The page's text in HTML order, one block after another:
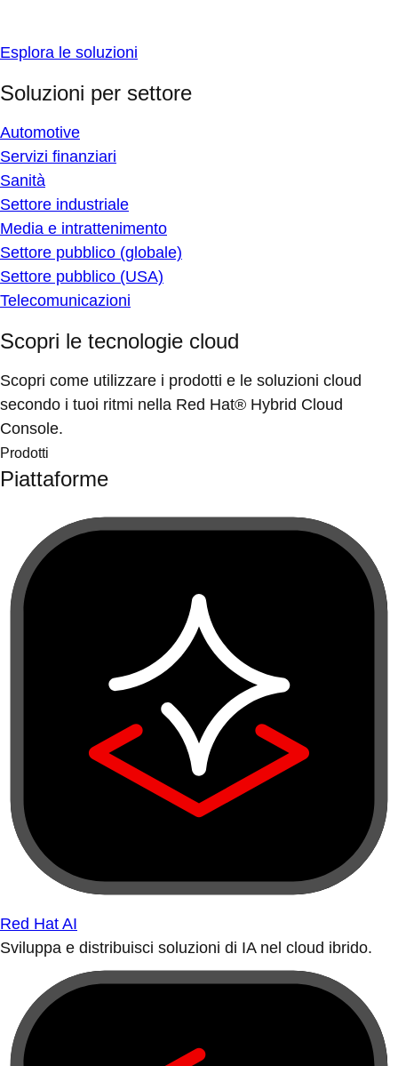
Esplora le soluzioni
Soluzioni per settore
Automotive
Servizi finanziari
Sanità
Settore industriale
Media e intrattenimento
Settore pubblico (globale)
Settore pubblico (USA)
Telecomunicazioni
Scopri le tecnologie cloud
Scopri come utilizzare i prodotti e le soluzioni cloud
secondo i tuoi ritmi nella Red Hat® Hybrid Cloud
Console.
Prodotti
Piattaforme
Red Hat AI
Sviluppa e distribuisci soluzioni di IA nel cloud ibrido.